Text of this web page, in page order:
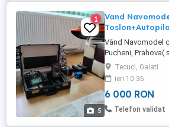
5
1
Vand
Vând Navomodel
Pucheni,
folosit numai o
este practic nou )
2400 lei
Toslon TF 500+
in Germany). La
Tecuci, Galati
ieri 10:36
6 000 RON
Telefon validat